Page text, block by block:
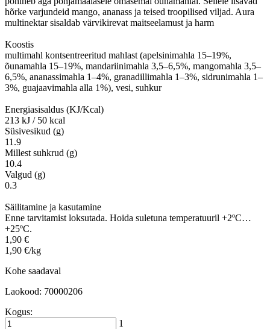
hõrke varjundeid mango, ananass ja teised troopilised viljad. Aura
multinektar sisaldab värvikirevat maitseelamust ja harm
Koostis
multimahl kontsentreeritud mahlast (apelsinimahla 15–19%,
õunamahla 15–19%, mandariinimahla 3,5–6,5%, mangomahla 3,5–
6,5%, ananassimahla 1–4%, granadillimahla 1–3%, sidrunimahla 1–
3%, guajaavimahla alla 1%), vesi, suhkur
Energiasisaldus (KJ/Kcal)
213 kJ / 50 kcal
Süsivesikud (g)
11.9
Millest suhkrud (g)
10.4
Valgud (g)
0.3
Säilitamine ja kasutamine
Enne tarvitamist loksutada. Hoida suletuna temperatuuril +2ºC…
+25ºC.
1,90 €
1,90 €/kg
Kohe saadaval
Laokood: 70000206
Kogus:
1